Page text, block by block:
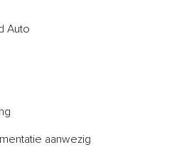
Auto
aanwezig